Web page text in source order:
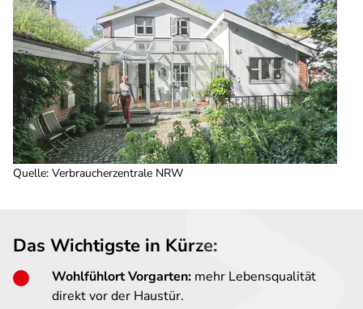
Quelle: Verbraucherzentrale NRW
Das Wichtigste in Kürze:
Wohlfühlort Vorgarten: mehr Lebensqualität
direkt vor der Haustür.